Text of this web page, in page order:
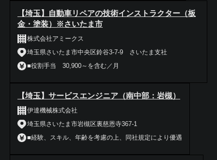
【埼玉】自動車リペアの技術インストラクター（板
金・塗装）※さいたま市
株式会社アミークス
埼玉県さいたま市中央区鈴谷3-7-9 さいたま支社
■役割手当 30,900～を含む／月
【埼玉】サービスエンジニア（南中部：岩槻）
伊達機械株式会社
埼玉県さいたま市岩槻区裏慈恩寺367-1
■経験、スキル、年齢を考慮の上、同社規定により優遇